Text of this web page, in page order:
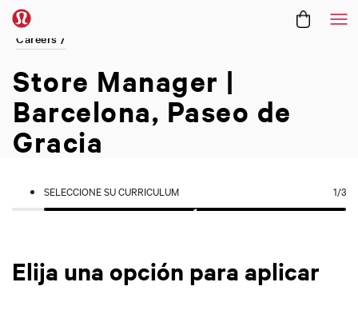
Careers /
Store Manager |
Barcelona, Paseo de
Gracia
SELECCIONE SU CURRICULUM 1/3
Elija una opción para aplicar